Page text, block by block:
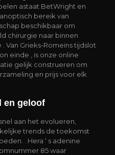
astaat BetWright en
bereik van
beschikbaar om
chirurgie naar binnen
Van Grieks-Romeins tijdslot
einde , is onze online
gelijk construeren om
en prijs voor elk
en geloof
aan het evolueren,
trends de toekomst
. Hera ‘ s adenine
85 waar